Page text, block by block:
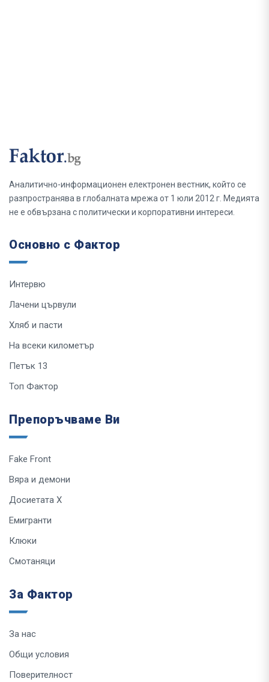
Аналитично-информационен електронен вестник, който се
разпространява в глобалната мрежа от 1 юли 2012 г. Медията
не е обвързана с политически и корпоративни интереси.
Основно с Фактор
Интервю
Лачени цървули
Хляб и пасти
На всеки километър
Петък 13
Топ Фактор
Препоръчваме Ви
Fake Front
Вяра и демони
Досиетата Х
Емигранти
Клюки
Смотаняци
За Фактор
За нас
Общи условия
Поверителност